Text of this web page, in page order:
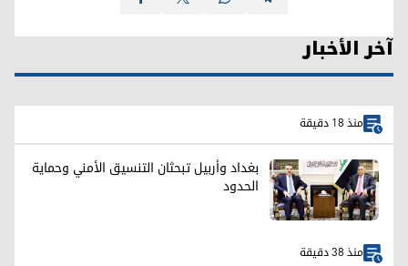
آخر الأخبار
منذ 18 دقيقة
بغداد وأربيل تبحثان التنسيق الأمني وحماية
الحدود
منذ 38 دقيقة